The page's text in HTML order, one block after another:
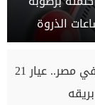
الذروة
أسعار الذهب اليوم الأربعاء في مصر.. عيار 21